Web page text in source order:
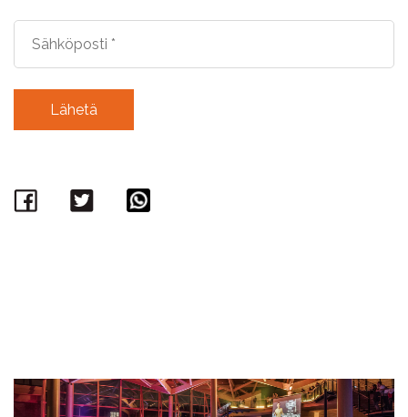
Facebook
Twitter